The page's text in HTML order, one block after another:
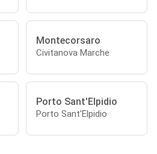
Montecorsaro
Civitanova Marche
Porto Sant'Elpidio
Porto Sant'Elpidio